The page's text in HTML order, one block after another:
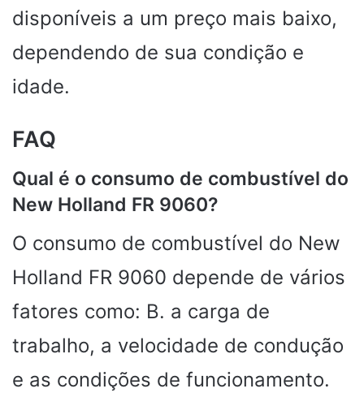
disponíveis a um preço mais baixo,
dependendo de sua condição e
idade.
FAQ
Qual é o consumo de combustível do
New Holland FR 9060?
O consumo de combustível do New
Holland FR 9060 depende de vários
fatores como: B. a carga de
trabalho, a velocidade de condução
e as condições de funcionamento.